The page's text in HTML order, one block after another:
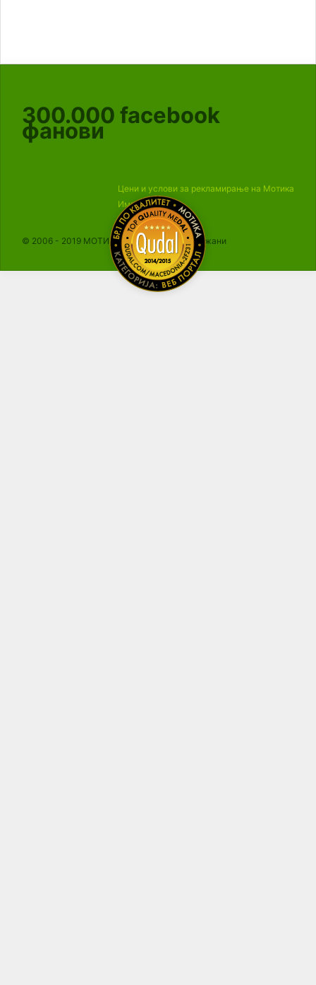
300.000 facebook
фанови
Цени и услови за рекламирање на Мотика
Импресум
© 2006 - 2019 МОТИКА, Сите права се задржани